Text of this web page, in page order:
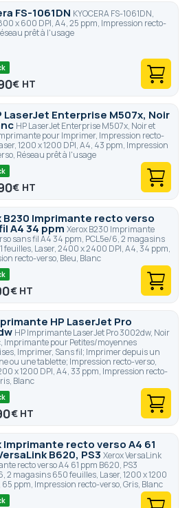
FS-1061DN KYOCERA FS-1061DN,
x 600 DPI, A4, 25 ppm, Impression recto-
prêt à l'usage
€
LaserJet Enterprise M507x, Noir
HP LaserJet Enterprise M507x, Noir et
pour Imprimer, Impression recto-
1200 x 1200 DPI, A4, 43 ppm, Impression
Réseau prêt à l'usage
€
B230 Imprimante recto verso
A4 34 ppm Xerox B230 Imprimante
sans fil A4 34 ppm, PCL5e/6, 2 magasins
feuilles, Laser, 2400 x 2400 DPI, A4, 34 ppm,
recto-verso, Bleu, Blanc
€
HP LaserJet Pro
HP Imprimante LaserJet Pro 3002dw, Noir
Imprimante pour Petites/moyennes
Imprimer, Sans fil; Imprimer depuis un
ou une tablette; Impression recto-verso,
x 1200 DPI, A4, 33 ppm, Impression recto-
Blanc
€
Imprimante recto verso A4 61
B620, PS3 Xerox VersaLink
recto verso A4 61 ppm B620, PS3
2 magasins 650 feuilles, Laser, 1200 x 1200
65 ppm, Impression recto-verso, Gris, Blanc